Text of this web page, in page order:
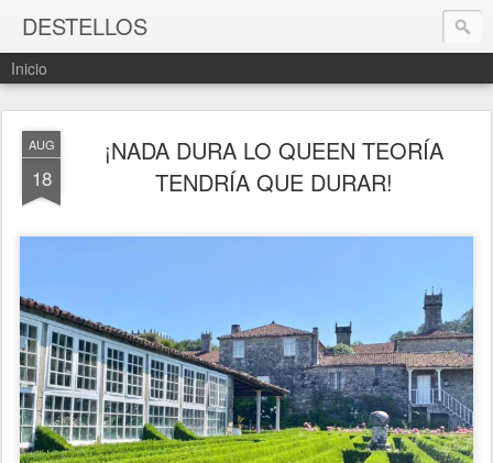
DESTELLOS
Inicio
AUG
18
¡NADA DURA LO QUEEN TEORÍA
TENDRÍA QUE DURAR!